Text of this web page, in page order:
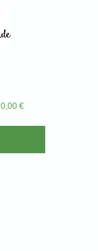
0,00 €